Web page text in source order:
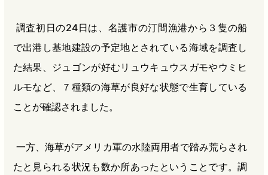
調査初日の24日は、名護市の汀間漁港から３隻の船
で出港し基地建設の予定地とされている海域を調査し
た結果、ジュゴンが好むリュウキュウスガモやウミヒ
ルモなど、７種類の海草が良好な状態で生育している
ことが確認されました。
一方、海草がアメリカ軍の水陸両用者で踏み荒らされ
たと見られる状況も数か所あったということです。調